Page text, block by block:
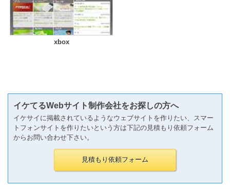
xbox
イケてるWebサイト制作会社をお探しの方へ
イケサイに掲載されているようなウェブサイトを作りたい、スマー
トフォンサイトを作りたいという方は下記の見積もり依頼フォーム
からお問い合わせ下さい。